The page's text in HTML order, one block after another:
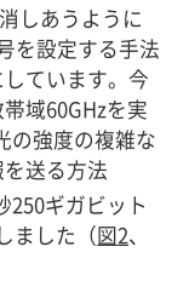
しあうように
を設定する手法
ています。今
域60GHzを実
の強度の複雑な
送る方法
250ギガビット
ました（図2、